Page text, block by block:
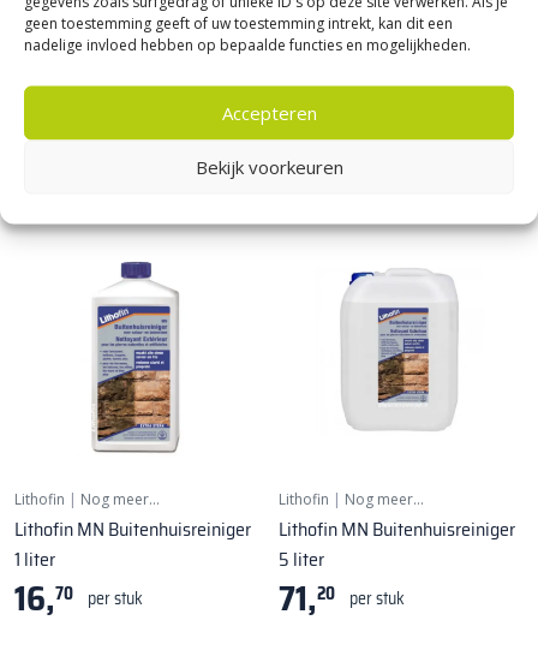
geen toestemming geeft of uw toestemming intrekt, kan dit een
nadelige invloed hebben op bepaalde functies en mogelijkheden.
Accepteren
Bekijk voorkeuren
Lithofin
Lithofin Losefix 1 liter Lithofin MN Betoncoating 1 liter
32,80
Lithofin | Nog meer…
Lithofin MN Buitenhuisreiniger
1 liter
16,70 per stuk
Lithofin | Nog meer…
Lithofin MN Buitenhuisreiniger
5 liter
71,20 per stuk